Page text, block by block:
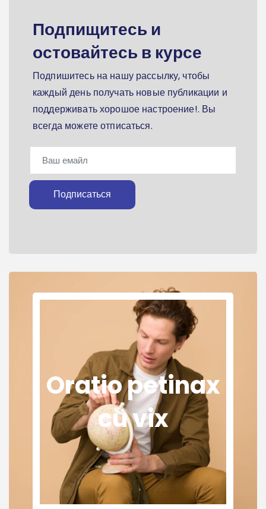
Подпищитесь и
остовайтесь в курсе
Подпишитесь на нашу рассылку, чтобы
каждый день получать новые публикации и
поддерживать хорошое настроение!. Вы
всегда можете отписаться.
Подписаться
Oratio petinax
cu vix